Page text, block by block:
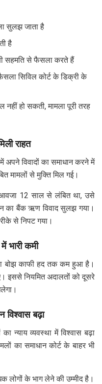
सुलझ जाता है
है
सहमति से फैसला करते हैं
सिविल कोर्ट के डिक्री के
हो सकती, मामला पूरी तरह
राहत
विवादों का समाधान करने में
मामलों से मुक्ति मिल गई।
12 साल से लंबित था, उसे
का बैंक ऋण विवाद सुलझ गया।
से निपट गया।
भारी कमी
बोझ काफी हद तक कम हुआ है।
इससे नियमित अदालतों को दूसरे
विश्वास बढ़ा
न्याय व्यवस्था में विश्वास बढ़ा
का समाधान कोर्ट के बाहर भी
के भाग लेने की उम्मीद है।